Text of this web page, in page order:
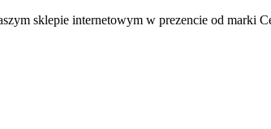
sklepie internetowym w prezencie od marki